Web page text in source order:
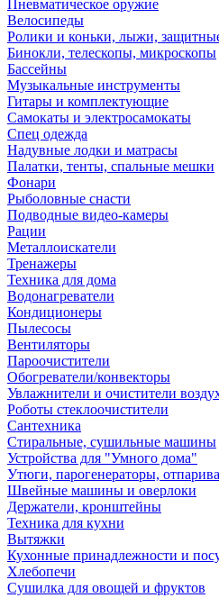
Пневматическое оружие
Велосипеды
Ролики и коньки, лыжи,
Бинокли, телескопы, микроскопы
Бассейны
Музыкальные инструменты
Гитары и комплектующие
Самокаты и электросамокаты
Спец одежда
Надувные лодки и матрасы
Палатки, тенты, спальные мешки
Фонари
Рыболовные снасти
Подводные видео-камеры
Рации
Металлоискатели
Тренажеры
Техника для дома
Водонагреватели
Кондиционеры
Пылесосы
Вентиляторы
Пароочистители
Обогреватели/конвекторы
Увлажнители и очистители
Роботы стеклоочистители
Сантехника
Стиральные, сушильные машины
Устройства для "Умного дома"
Утюги, парогенераторы,
Швейные машины и оверлоки
Держатели, кронштейны
Техника для кухни
Вытяжки
Кухонные принадлежности и
Хлебопечи
Сушилка для овощей и фруктов